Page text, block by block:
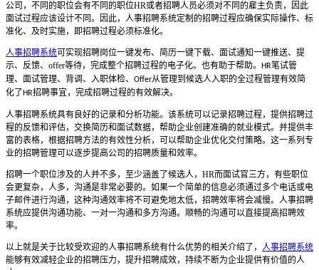
公司，不同的职位会有不同的职位HR或者招聘人员必须对不同的雇主负责，因此
面试过程应该设计不同。因此， 人事招聘系统定制的招聘过程应确保实际操作、标
准化、及时实施，即招聘过程必须标准化。
人事招聘系统可实现招聘岗位一键发布、简历一键下载、面试通知一键推送、提
示、反馈、 offer等待，完成整个招聘过程的电子化。也有助于帮助。 HR笔试管
理、面试管理、背调、入职体检、 Offer从管理到候选人入职的全过程管理有效简
化了 HR招聘事宜，完成招聘过程的有效解决。
人事招聘系统具有良好的记录和分析功能。该系统可以记录招聘过程，提供招聘过
程的反馈和评估，交换简历和面试数据，帮助企业创建准确的就业模式。并提供丰
富的表格，根据招聘方法的有效性分析，可以帮助企业优化交付策略。这一系列专
业的招聘管理可以逐步提高公司的招聘质量和效率。
招聘一个职位涉及的人并不多，至少涵盖了候选人， HR而面试官三方，有些职位
会更复杂，人多，沟通是非常必要的。如果一个简单的信息必须通过多个电话或电
子邮件进行沟通，这种沟通效率将不可避免地太低，招聘效率将会减慢。 人事招聘
系统应提供沟通功能、一对一沟通和多方沟通。顺畅的沟通可以直接提高招聘效
率。
以上就是关于比较受欢迎的人事招聘系统有什么优势的相关介绍了， 人事招聘系统
能够有效减轻企业的招聘压力，提升招聘成效，持续不断为企业提供有价值的人